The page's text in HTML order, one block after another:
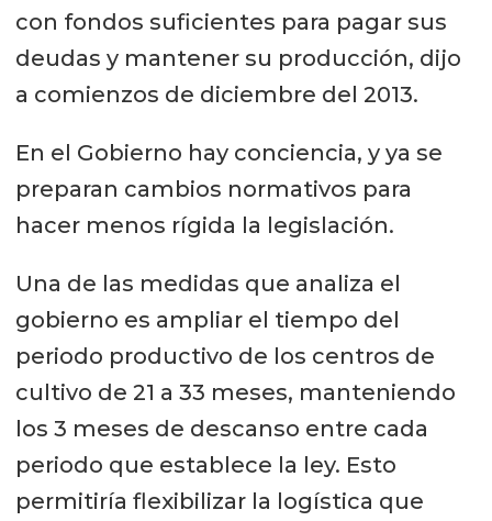
con fondos suficientes para pagar sus
deudas y mantener su producción, dijo
a comienzos de diciembre del 2013.
En el Gobierno hay conciencia, y ya se
preparan cambios normativos para
hacer menos rígida la legislación.
Una de las medidas que analiza el
gobierno es ampliar el tiempo del
periodo productivo de los centros de
cultivo de 21 a 33 meses, manteniendo
los 3 meses de descanso entre cada
periodo que establece la ley. Esto
permitiría flexibilizar la logística que